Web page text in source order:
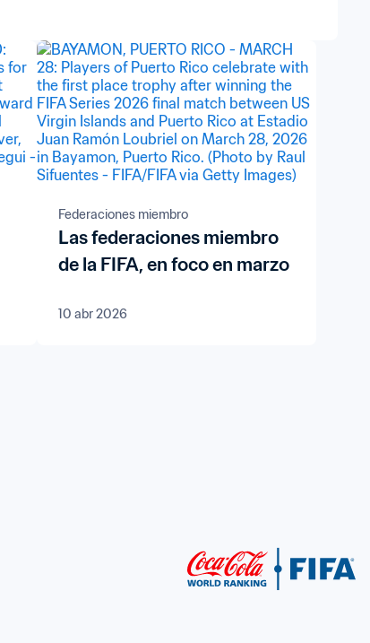
Federaciones miembro
Las federaciones miembro
de la FIFA, en foco en marzo
10 abr 2026